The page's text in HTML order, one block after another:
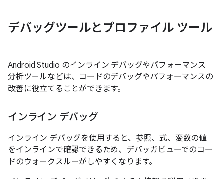
デバッグツールとプロファイル ツール
Android Studio のインライン デバッグやパフォーマンス
分析ツールなどは、コードのデバッグやパフォーマンスの
改善に役立てることができます。
インライン デバッグ
インライン デバッグを使用すると、参照、式、変数の値
をインラインで確認できるため、デバッガビューでのコー
ドのウォークスルーがしやすくなります。